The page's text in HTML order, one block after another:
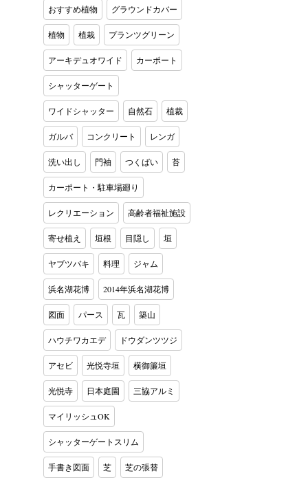
おすすめ植物 グラウンドカバー
植物 植栽 プランツグリーン
アーキデュオワイド カーポート
シャッターゲート
ワイドシャッター 自然石 植裁
ガルバ コンクリート レンガ
洗い出し 門袖 つくばい 苔
カーポート・駐車場廻り
レクリエーション 高齢者福祉施設
寄せ植え 垣根 目隠し 垣
ヤブツバキ 料理 ジャム
浜名湖花博 2014年浜名湖花博
図面 パース 瓦 築山
ハウチワカエデ ドウダンツツジ
アセビ 光悦寺垣 横御簾垣
光悦寺 日本庭園 三協アルミ
マイリッシュOK
シャッターゲートスリム
手書き図面 芝 芝の張替